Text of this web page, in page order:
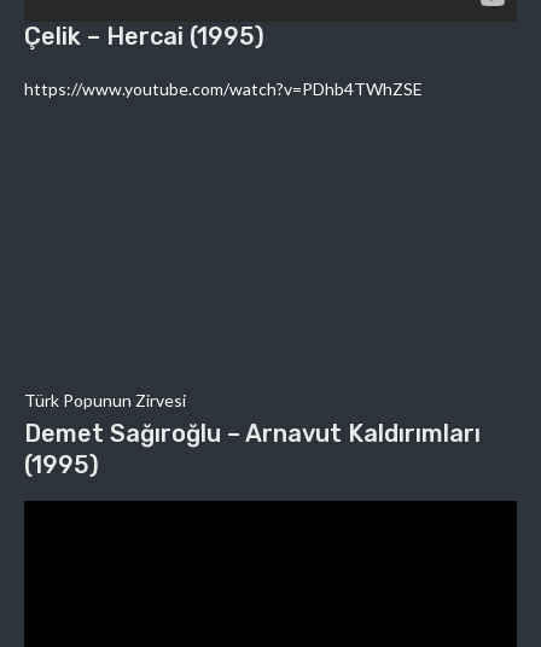
Çelik – Hercai (1995)
https://www.youtube.com/watch?v=PDhb4TWhZSE
Türk Popunun Zirvesi
Demet Sağıroğlu – Arnavut Kaldırımları
(1995)